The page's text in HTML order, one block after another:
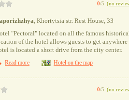
0/5 (no
, Khortytsia str. Rest House, 33
"Pectoral" located on all the famous
of the hotel allows guests to get
is located a short drive from the city center.
Read more
Hotel on the map
0/5 (no